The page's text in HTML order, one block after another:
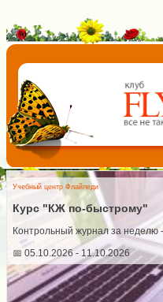
Учебный центр Флайледи
Курс "КЖ по-быстрому"
Контрольный журнал за неделю
📅 05.10.2026 - 11.10.2026